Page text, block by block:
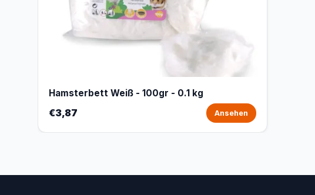
Hamsterbett Weiß - 100gr - 0.1 kg
€3,87 Ansehen